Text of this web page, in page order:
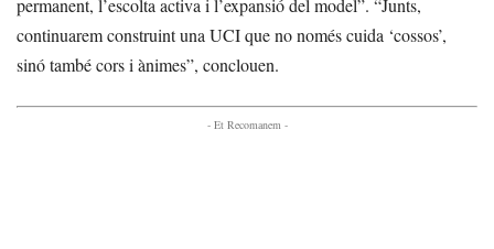
permanent, l’escolta activa i l’expansió del model”. “Junts,
continuarem construint una UCI que no només cuida ‘cossos’,
sinó també cors i ànimes”, conclouen.
- Et Recomanem -